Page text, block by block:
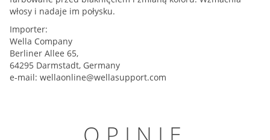
włosy i nadaje im połysku.
Importer:
Wella Company
Berliner Allee 65,
64295 Darmstadt, Germany
e-mail: wellaonline@wellasupport.com